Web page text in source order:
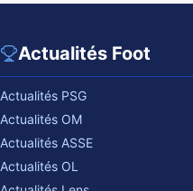
Actualités Foot
Actualités PSG
Actualités OM
Actualités ASSE
Actualités OL